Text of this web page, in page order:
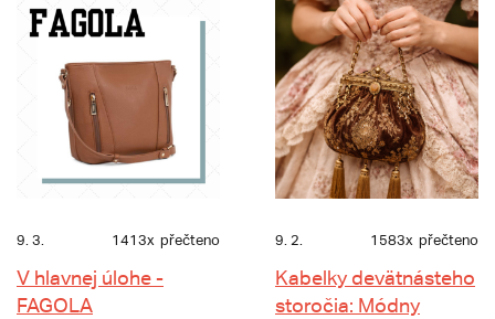
9. 3. 1413x přečteno
V hlavnej úlohe -
FAGOLA
9. 2. 1583x přečteno
Kabelky devätnásteho
storočia: Módny